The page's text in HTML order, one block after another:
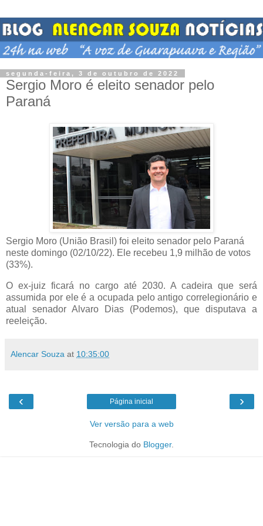
segunda-feira, 3 de outubro de 2022
Sergio Moro é eleito senador pelo
Paraná
Sergio Moro (União Brasil) foi eleito senador pelo Paraná
neste domingo (02/10/22). Ele recebeu 1,9 milhão de votos
(33%).
O ex-juiz ficará no cargo até 2030. A cadeira que será
assumida por ele é a ocupada pelo antigo correlegionário e
atual senador Alvaro Dias (Podemos), que disputava a
reeleição.
Alencar Souza at 10:35:00
‹ ›
Página inicial
Ver versão para a web
Tecnologia do Blogger.